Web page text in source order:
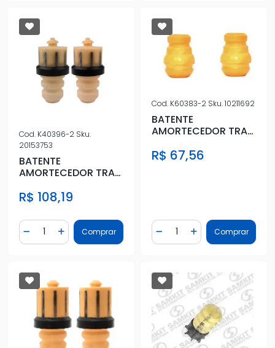
Cod. K40396-2 Sku.
20153753
BATENTE
AMORTECEDOR TRAS
C3 2012/
R$ 108,19
Diminuir Quantidade
Quantidade
Adicionar Quantidade
Comprar
Cod. K60383-2 Sku.10211692
BATENTE
AMORTECEDOR TRAS
R$ 67,56
Diminuir Quantidade
Quantidade
AdicionarComprar